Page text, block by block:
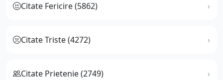
Citate Fericire (5862)
Citate Triste (4272)
Citate Prietenie (2749)